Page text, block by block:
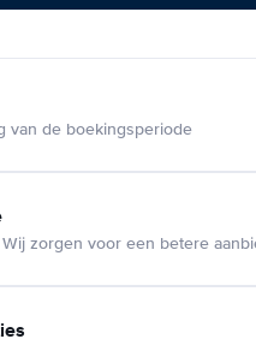
van de boekingsperiode
zorgen voor een betere